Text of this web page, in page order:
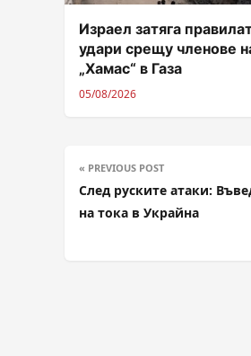
Израел затяга
удари срещу членове
„Хамас“ в Газа
05/08/2026
« PREVIOUS POST
След руските атаки:
на тока в Украйна